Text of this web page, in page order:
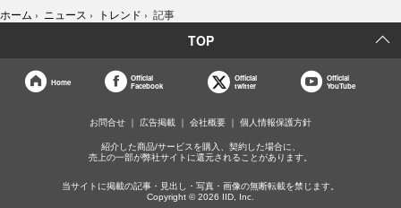
ホーム › ニュース › トレンド › 記事
TOP
Home
Official
Facebook
Official
twitter
Official
YouTube
お問合せ 広告掲載 会社概要 個人情報保護方針
紹介した商品/サービスを購入、契約した場合に、
売上の一部が弊社サイトに還元されることがあります。
当サイトに掲載の記事・見出し・写真・画像の無断転載を禁じます。
Copyright © 2026 IID, Inc.